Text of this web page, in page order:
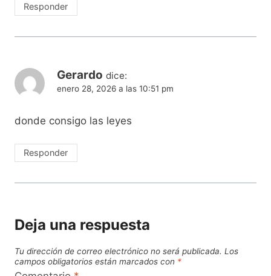
Responder
Gerardo dice:
enero 28, 2026 a las 10:51 pm
donde consigo las leyes
Responder
Deja una respuesta
Tu dirección de correo electrónico no será publicada. Los
campos obligatorios están marcados con *